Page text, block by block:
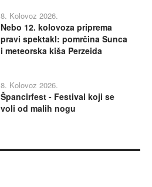
8. Kolovoz 2026.
Nebo 12. kolovoza priprema
pravi spektakl: pomrčina Sunca
i meteorska kiša Perzeida
8. Kolovoz 2026.
Špancirfest - Festival koji se
voli od malih nogu